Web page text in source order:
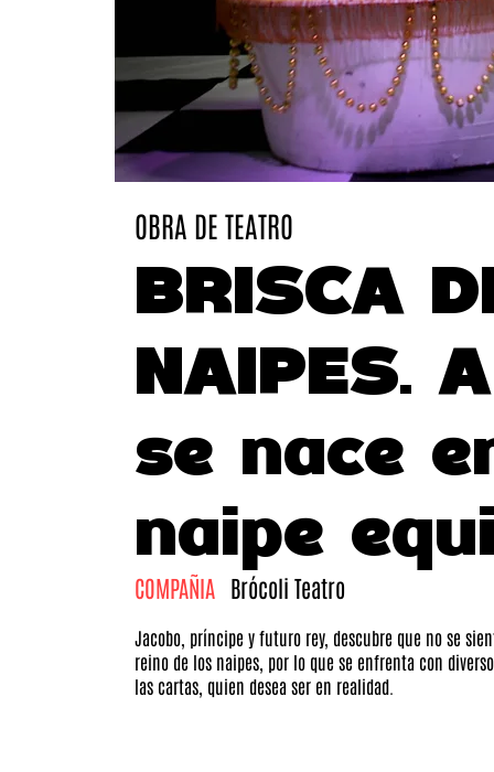
OBRA DE TEATRO
BRISCA
NAIPES.
se nace
naipe
COMPAÑIA Brócoli Teatro
Jacobo, príncipe y futuro rey, descubre que no se
reino de los naipes, por lo que se enfrenta con
las cartas, quien desea ser en realidad.